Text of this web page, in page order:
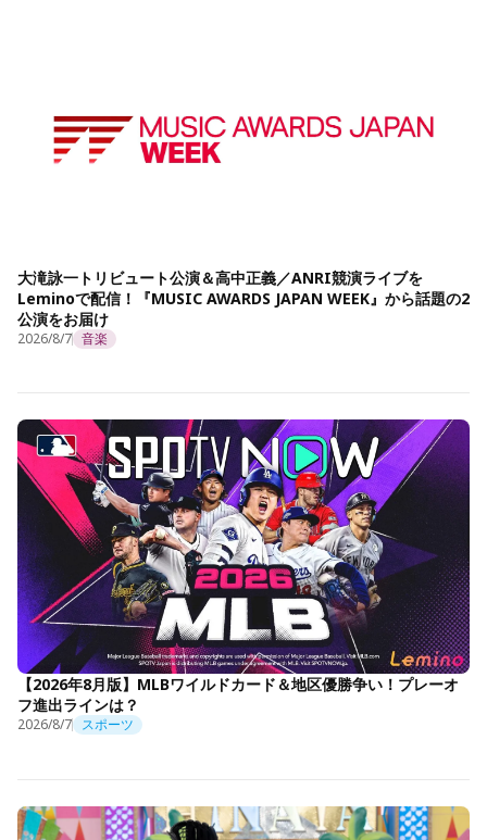
大滝詠一トリビュート公演＆高中正義／ANRI競演ライブを
Leminoで配信！『MUSIC AWARDS JAPAN WEEK』から話題の2
公演をお届け
2026/8/7 音楽
【2026年8月版】MLBワイルドカード＆地区優勝争い！プレーオ
フ進出ラインは？
2026/8/7 スポーツ